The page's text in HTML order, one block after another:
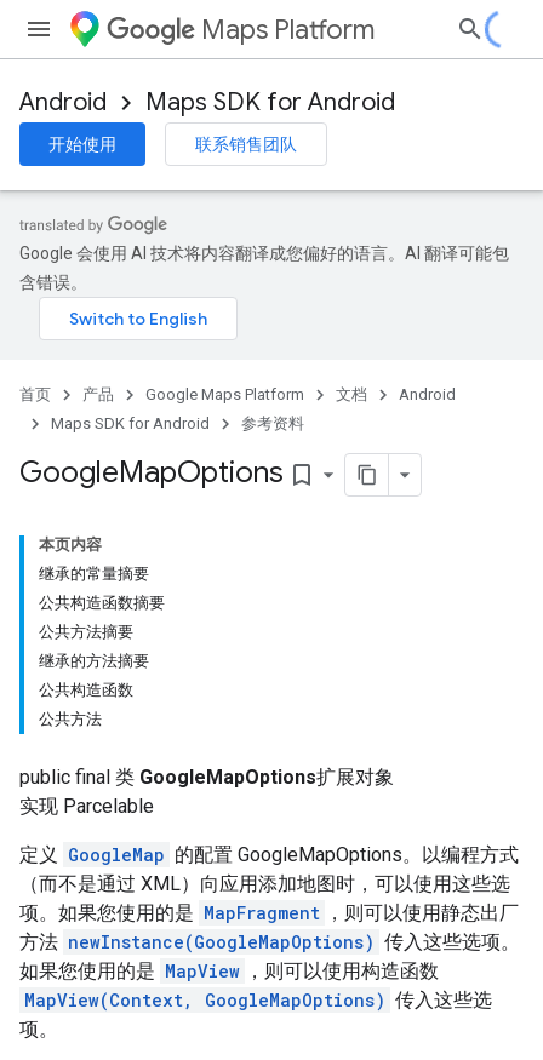
Maps Platform
Android Maps SDK for Android
开始使用 联系销售团队
Google 会使用 AI 技术将内容翻译成您偏好的语言。AI 翻译可能包
含错误。
首页 产品 Google Maps Platform 文档
Android
Maps SDK for Android
参考资料
GoogleMapOptions bookmark_border
本页内容
继承的常量摘要
公共构造函数摘要
公共方法摘要
继承的方法摘要
公共构造函数
公共方法
public final 类 GoogleMapOptions扩展对象
实现 Parcelable
定义 GoogleMap 的配置 GoogleMapOptions。以编程方式
（而不是通过 XML）向应用添加地图时，可以使用这些选
项。如果您使用的是 MapFragment ，则可以使用静态出厂
方法 newInstance(GoogleMapOptions) 传入这些选项。
如果您使用的是 MapView ，则可以使用构造函数
MapView(Context, GoogleMapOptions) 传入这些选
项。